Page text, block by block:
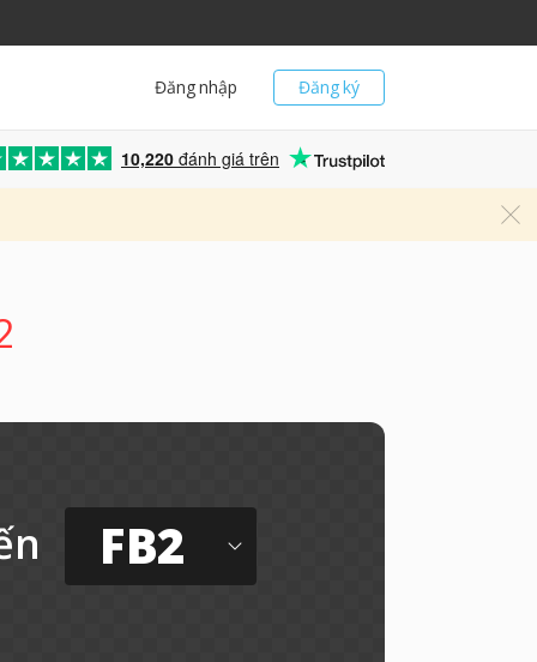
Đăng ký
Đăng nhập
10,220 đánh giá trên
FB2